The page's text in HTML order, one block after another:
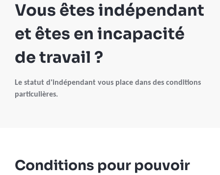
Vous êtes indépendant
et êtes en incapacité
de travail ?
Le statut d'indépendant vous place dans des conditions
particulières.
Conditions pour pouvoir